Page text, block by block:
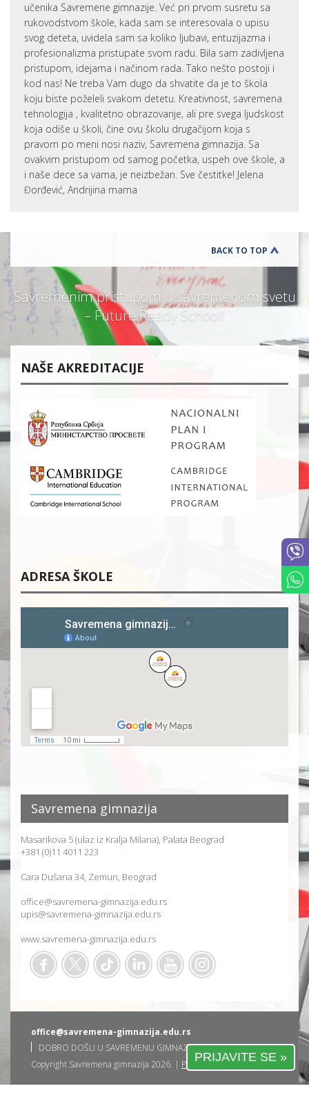
učenika Savremene gimnazije. Već pri prvom susretu sa
rukovodstvom škole, kada sam se interesovala o upisu
svog deteta, uvidela sam sa koliko ljubavi, entuzijazma i
profesionalizma pristupate svom radu. Bila sam zadivljena
pristupom, idejama i načinom rada. Tako nešto postoji i
kod nas! Ne treba Vam dugo da shvatite da je to škola
koju biste poželeli svakom detetu. Kreativnost, savremena
tehnologija , kvalitetno obrazovanje, ali pre svega ljudskost
koja odiše u školi, čine ovu školu drugačijom koja s
pravom po meni nosi naziv, Savremena gimnazija. Sa
ovakvim pristupom od samog početka, uspeh ove škole, a
i naše dece sa vama, je neizbežan. Sve čestitke! Jelena
Đorđević, Andrijina mama
BACK TO TOP
Savremenim pristupom u savremenom svetu
– Future Ready School!
PRIJAVITE SE »
NAŠE AKREDITACIJE
ADRESA ŠKOLE
Savremena gimnazija
Masarikova 5 (ulaz iz Kralja Milana), Palata Beograd
+381 (0)11 4011 223
Cara Dušana 34, Zemun, Beograd
office@savremena-gimnazija.edu.rs
upis@savremena-gimnazija.edu.rs
www.savremena-gimnazija.edu.rs
office@savremena-gimnazija.edu.rs
DOBRO DOŠLI U SAVREMENU GIMNAZIJU
Copyright Savremena gimnazija 2026. | Privatnost korisnika